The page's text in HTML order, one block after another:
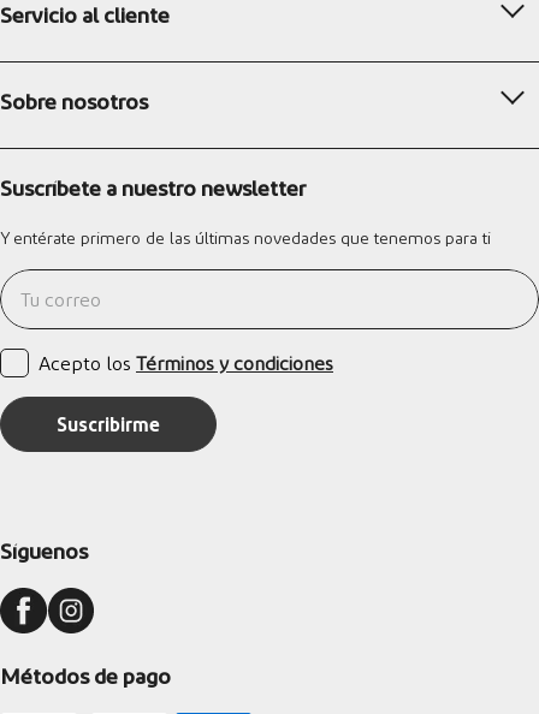
Servicio al cliente
Sobre nosotros
Suscríbete a nuestro newsletter
Y entérate primero de las últimas novedades que tenemos para ti
Acepto los Términos y condiciones
Suscribirme
Síguenos
Métodos de pago